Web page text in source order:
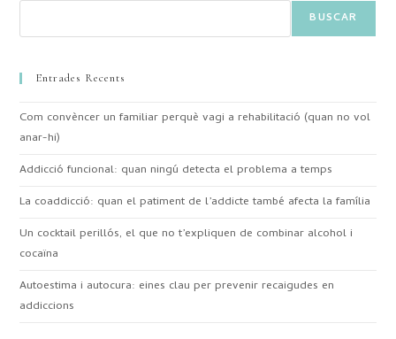
BUSCAR
Entrades Recents
Com convèncer un familiar perquè vagi a rehabilitació (quan no vol
anar-hi)
Addicció funcional: quan ningú detecta el problema a temps
La coaddicció: quan el patiment de l’addicte també afecta la família
Un cocktail perillós, el que no t’expliquen de combinar alcohol i
cocaïna
Autoestima i autocura: eines clau per prevenir recaigudes en
addiccions